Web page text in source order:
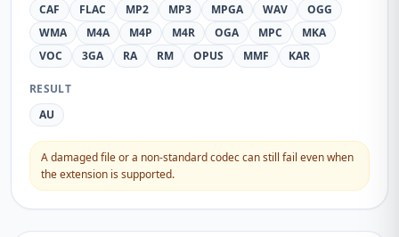
CAF
FLAC MP2 MP3 MPGA WAV
OGG
WMA
M4A M4P M4R OGA MPC
MKA
VOC
3GA RA RM OPUS MMF KAR
RESULT
AU
A damaged file or a non-standard codec can still fail even when
the extension is supported.